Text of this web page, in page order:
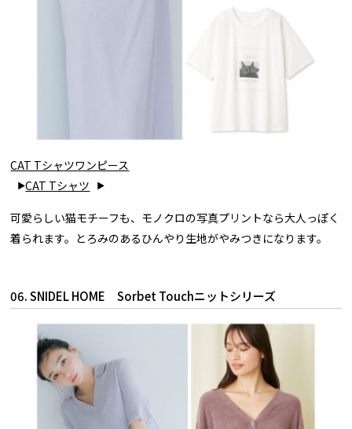
CAT Tシャツワンピース
CAT Tシャツ
可愛らしい猫モチーフも、モノクロの写真プリントなら大人っぽく
着られます。とろみのあるひんやり生地がやみつきになります。
06. SNIDEL HOME Sorbet Touchニットシリーズ